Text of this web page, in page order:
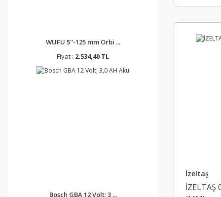
0320 - 6 MM (1)
0320 - 7 MM (1)
03202121 - 21 Parça (1)
WUFU 5''-125 mm Orbi ...
Fiyat : 2.534,40 TL
Bosch GBA 12 Volt; 3 ...
İzeltaş
İZELTAŞ